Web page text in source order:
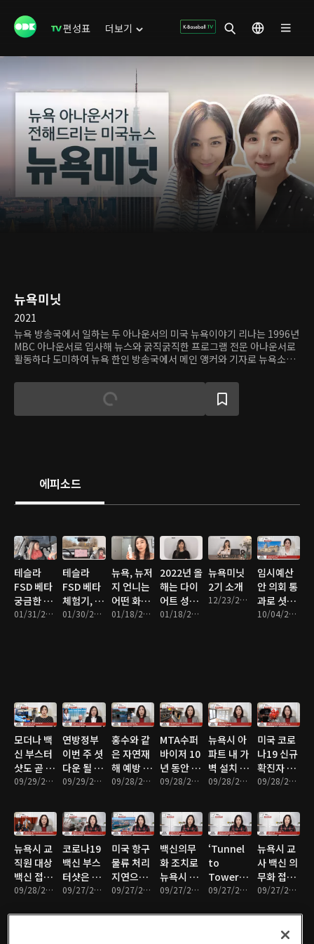
편성표 더보기
뉴욕미닛
2021
뉴욕 방송국에서 일하는 두 아나운서의 미국 뉴욕이야기 리나는 1996년
MBC 아나운서로 입사해 뉴스와 굵직굵직한 프로그램 전문 아나운서로
활동하다 도미하여 뉴욕 한인 방송국에서 메인 앵커와 기자로 뉴욕소식
라마와 영화로 배우활동과 kbs 에서 전문 리포터로 왕성한 활동을 하다
도미해 뉴욕 방송국에서 연기와 진행자로서 활동을 병행 하고 있습니다
뉴욕 방송국에서 동포들과 소통하며 이민생활을 나누는 두 여성의 쉽게
에피소드
테슬라
FSD 베타
궁금한 사
항 QnA,
라 FSD
BETA는
얼마나 좋
을까? 2부
01/31/2022 • 12분
테슬라
FSD 베타
체험기, 네
비게이션
서? 완전
자율주행
테슬라
FSD
BETA는
얼마나 좋
을까? 1부
01/30/2022 • 15분
뉴욕, 뉴저
지 언니는
어떤 화장
품을 쓸까
소개
01/18/2022 • 20분
2022년 올
해는 다이
어트 성공
하자! 계획
다이어트
비법 공개
01/18/2022 • 22분
뉴욕미닛
2기 소개
12/23/2021 • 3분
임시예산
안 의회 통
과로 셧다
운 모면/파
10/04/2021 • 22분
모더나 백
신 부스터
샷도 곧 승
인 예정,
릭터 그려
진 오레오
쿠키 1만
달러 / 미
국 뉴스
NYM
NEWS
09/29/2021 • 26분
연방정부
이번 주 셧
다운 될 수
도, 드라마
임’ 열풍 /
미국 뉴스
NYM
NEWS
09/29/2021 • 28분
홍수와 같
은 자연재
해 예방 위
해 뉴욕시
예보 서비
스 운영
09/28/2021 • 8분
MTA수퍼
바이저 10
년 동안 번
호판 가리
내, 10만
달러 손해
배상
09/28/2021 • 6분
뉴욕시 아
파트 내 가
벽 설치 합
법화 법안
09/28/2021 • 4분
미국 코로
나19 신규
확진자 땡
스기빙 무
만명 선으
로 감소 전
망, 현재의
6분의 1 수
준
09/28/2021 • 3분
뉴욕시 교
직원 대상
백신 접종
의무화 잠
원 명령 해
09/28/2021 • 3분
코로나19
백신 부스
터샷은 누
가 맞나?
자 불분명
09/27/2021 • 8분
미국 항구
물류 처리
지연으로
나이키 신
닥, 크리스
09/27/2021 • 6분
백신의무
화 조치로
뉴욕시 교
사 부족 현
것
09/27/2021 • 5분
‘Tunnel
to
Towers
5K Run
Walk’ 3만
09/27/2021 • 4분
뉴욕시 교
사 백신 의
무화 접종
잠정 중단
09/27/2021 • 3분